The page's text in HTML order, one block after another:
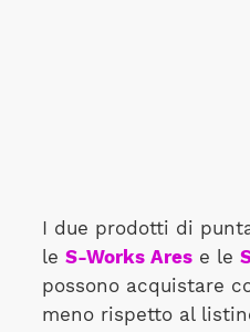
I due prodotti di
le S-Works Arese le
possono acquistare
meno rispetto al